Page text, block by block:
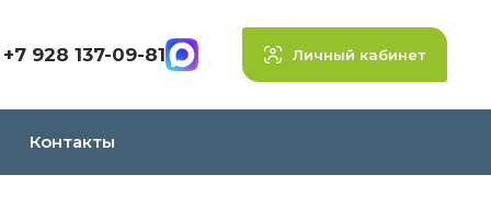
+7 928 137-09-81 Личный кабинет
Контакты